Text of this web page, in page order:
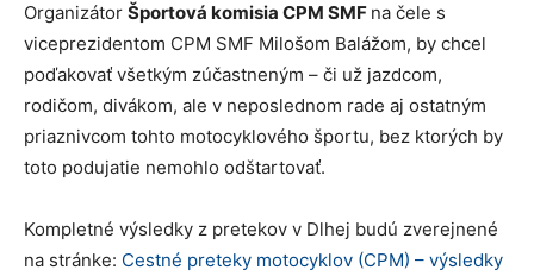
Organizátor Športová komisia CPM SMF na čele s
viceprezidentom CPM SMF Milošom Balážom, by chcel
poďakovať všetkým zúčastneným – či už jazdcom,
rodičom, divákom, ale v neposlednom rade aj ostatným
priaznivcom tohto motocyklového športu, bez ktorých by
toto podujatie nemohlo odštartovať.
Kompletné výsledky z pretekov v Dlhej budú zverejnené
na stránke: Cestné preteky motocyklov (CPM) – výsledky